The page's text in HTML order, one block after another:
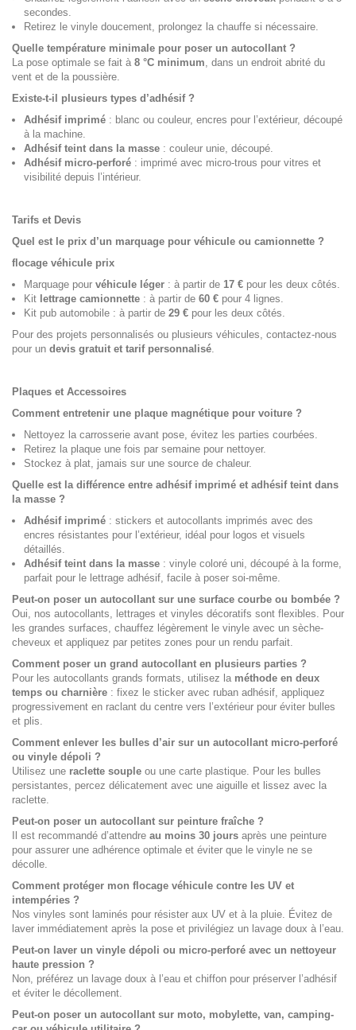
secondes.
Retirez le vinyle doucement, prolongez la chauffe si nécessaire.
Quelle température minimale pour poser un autocollant ?
La pose optimale se fait à 8 °C minimum, dans un endroit abrité du
vent et de la poussière.
Existe-t-il plusieurs types d’adhésif ?
Adhésif imprimé : blanc ou couleur, encres pour l’extérieur, découpé
à la machine.
Adhésif teint dans la masse : couleur unie, découpé.
Adhésif micro-perforé : imprimé avec micro-trous pour vitres et
visibilité depuis l’intérieur.
Tarifs et Devis
Quel est le prix d’un marquage pour véhicule ou camionnette ?
flocage véhicule prix
Marquage pour véhicule léger : à partir de 17 € pour les deux côtés.
Kit lettrage camionnette : à partir de 60 € pour 4 lignes.
Kit pub automobile : à partir de 29 € pour les deux côtés.
Pour des projets personnalisés ou plusieurs véhicules, contactez-nous
pour un devis gratuit et tarif personnalisé.
Plaques et Accessoires
Comment entretenir une plaque magnétique pour voiture ?
Nettoyez la carrosserie avant pose, évitez les parties courbées.
Retirez la plaque une fois par semaine pour nettoyer.
Stockez à plat, jamais sur une source de chaleur.
Quelle est la différence entre adhésif imprimé et adhésif teint dans
la masse ?
Adhésif imprimé : stickers et autocollants imprimés avec des
encres résistantes pour l’extérieur, idéal pour logos et visuels
détaillés.
Adhésif teint dans la masse : vinyle coloré uni, découpé à la forme,
parfait pour le lettrage adhésif, facile à poser soi-même.
Peut-on poser un autocollant sur une surface courbe ou bombée ?
Oui, nos autocollants, lettrages et vinyles décoratifs sont flexibles. Pour
les grandes surfaces, chauffez légèrement le vinyle avec un sèche-
cheveux et appliquez par petites zones pour un rendu parfait.
Comment poser un grand autocollant en plusieurs parties ?
Pour les autocollants grands formats, utilisez la méthode en deux
temps ou charnière : fixez le sticker avec ruban adhésif, appliquez
progressivement en raclant du centre vers l’extérieur pour éviter bulles
et plis.
Comment enlever les bulles d’air sur un autocollant micro-perforé
ou vinyle dépoli ?
Utilisez une raclette souple ou une carte plastique. Pour les bulles
persistantes, percez délicatement avec une aiguille et lissez avec la
raclette.
Peut-on poser un autocollant sur peinture fraîche ?
Il est recommandé d’attendre au moins 30 jours après une peinture
pour assurer une adhérence optimale et éviter que le vinyle ne se
décolle.
Comment protéger mon flocage véhicule contre les UV et
intempéries ?
Nos vinyles sont laminés pour résister aux UV et à la pluie. Évitez de
laver immédiatement après la pose et privilégiez un lavage doux à l’eau.
Peut-on laver un vinyle dépoli ou micro-perforé avec un nettoyeur
haute pression ?
Non, préférez un lavage doux à l’eau et chiffon pour préserver l’adhésif
et éviter le décollement.
Peut-on poser un autocollant sur moto, mobylette, van, camping-